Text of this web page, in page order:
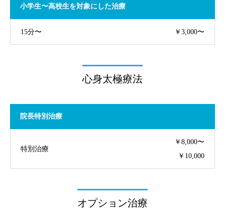
小学生〜高校生を対象にした治療
15分〜 ￥3,000〜
心身太極療法
院長特別治療
特別治療
￥8,000〜
￥10,000
オプション治療